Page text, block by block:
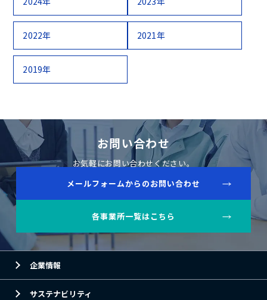
2022年 2021年
2019年
お問い合わせ
お気軽にお問い合わせください。
メールフォームからのお問い合わせ
各事業所一覧はこちら
企業情報
サステナビリティ